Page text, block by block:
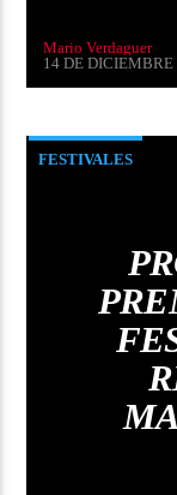
Mario Verdaguer
14 DE DICIEMBRE
FESTIVALES